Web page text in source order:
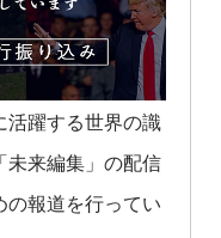
活躍する世界の識
未来編集」の配信
の報道を行ってい